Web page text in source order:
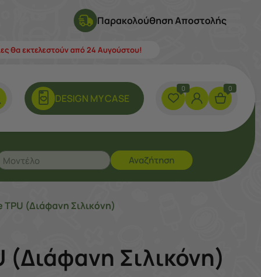
Παρακολούθηση Αποστολής
θα εκτελεστούν από 24 Αυγούστου!
DESIGN ΜY CASE
0 0
Αναζήτηση
(Διάφανη Σιλικόνη)
Σιλικόνη)